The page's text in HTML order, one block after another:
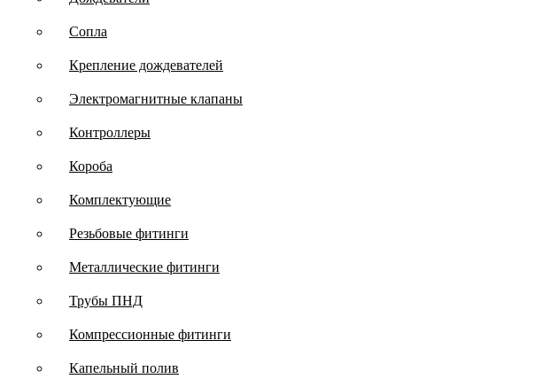
Сопла
Крепление дождевателей
Электромагнитные клапаны
Контроллеры
Короба
Комплектующие
Резьбовые фитинги
Металлические фитинги
Трубы ПНД
Компрессионные фитинги
Капельный полив